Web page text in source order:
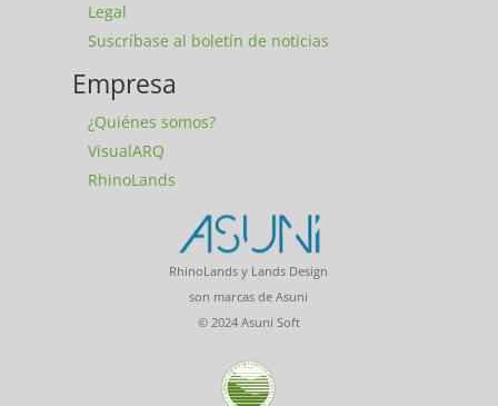
Legal
Suscríbase al boletín de noticias
Empresa
¿Quiénes somos?
VisualARQ
RhinoLands
RhinoLands y Lands Design
son marcas de Asuni
© 2024 Asuni Soft